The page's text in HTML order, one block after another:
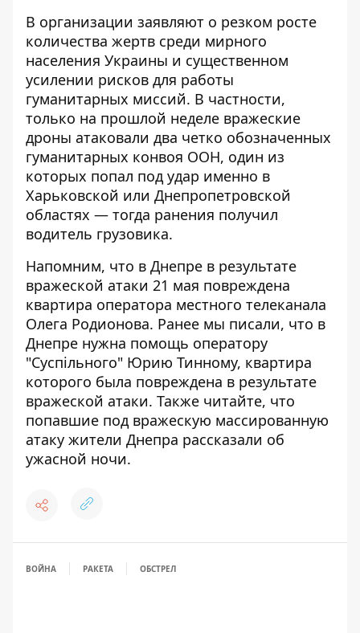
В организации заявляют о резком росте
количества жертв среди мирного
населения Украины и существенном
усилении рисков для работы
гуманитарных миссий. В частности,
только на прошлой неделе вражеские
дроны атаковали два четко обозначенных
гуманитарных конвоя ООН, один из
которых попал под удар именно в
Харьковской или Днепропетровской
областях — тогда ранения получил
водитель грузовика.
Напомним, что в Днепре в результате
вражеской атаки 21 мая повреждена
квартира оператора местного телеканала
Олега Родионова. Ранее мы писали, что в
Днепре нужна помощь оператору
"Суспільного" Юрию Тинному, квартира
которого была повреждена в результате
вражеской атаки. Также читайте, что
попавшие под вражескую массированную
атаку жители Днепра рассказали об
ужасной ночи.
ВОЙНА РАКЕТА ОБСТРЕЛ